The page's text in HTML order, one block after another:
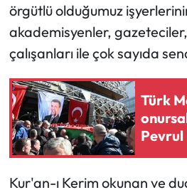
örgütlü olduğumuz
akademisyenler,
çalışanları ile çok sayıda
Türk
Pevrul
Kur'an-ı Kerim okunan ve